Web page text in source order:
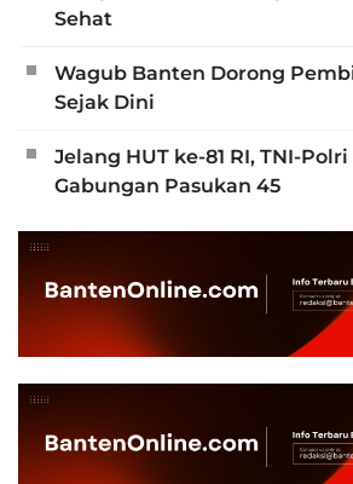
Sehat
Wagub Banten Dorong
Sejak Dini
Jelang HUT ke-81 RI, TNI-
Gabungan Pasukan 45